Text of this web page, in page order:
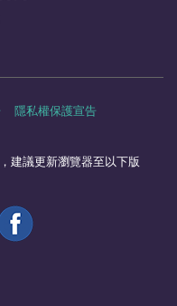
隱私權保護宣告
建議更新瀏覽器至以下版